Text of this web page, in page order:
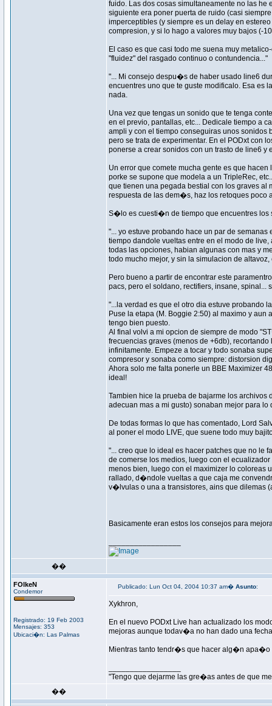
fuido. Las dos cosas simultaneamente no las
siguiente era poner puerta de ruido (casi
imperceptibles (y siempre es un delay en
compresion, y si lo hago a valores muy bajos (-
El caso es que casi todo me suena muy
"fluidez" del rasgado continuo o contundencia..."
"... Mi consejo despu�s de haber usado line6
encuentres uno que te guste modificalo. Esa
nada.
Una vez que tengas un sonido que te tenga
en el previo, pantallas, etc... Dedicale tiempo a
ampli y con el tiempo conseguiras unos sonidos
pero se trata de experimentar. En el PODxt con
ponerse a crear sonidos con un trasto de line6
Un error que comete mucha gente es que
porke se supone que modela a un TripleRec,
que tienen una pegada bestial con los graves
respuesta de las dem�s, haz los retoques poco
S�lo es cuesti�n de tiempo que encuentres los
"... yo estuve probando hace un par de
tiempo dandole vueltas entre en el modo de
todas las opciones, habian algunas con mas y
todo mucho mejor, y sin la simulacion de
Pero bueno a partir de encontrar este
pacs, pero el soldano, rectifiers, insane, spinal...
"...la verdad es que el otro dia estuve probando
Puse la etapa (M. Boggie 2:50) al maximo y
tengo bien puesto.
Al final volvi a mi opcion de siempre de modo
frecuencias graves (menos de +6db),
infinitamente. Empeze a tocar y todo sonaba
compresor y sonaba como siempre: distorsion
Ahora solo me falta ponerle un BBE Maximizer
ideal!
Tambien hice la prueba de bajarme los
adecuan mas a mi gusto) sonaban mejor para
De todas formas lo que has comentado, Lord
al poner el modo LIVE, que suene todo muy
"... creo que lo ideal es hacer patches que no le
de comerse los medios, luego con el
menos bien, luego con el maximizer lo coloreas
rallado, d�ndole vueltas a que caja me
v�lvulas o una a transistores, ains que dilemas
Basicamente eran estos los consejos para
��
FOlkeN
Condemor
Registrado: 19 Feb 2003
Mensajes: 353
Ubicaci�n: Las Palmas
Publicado: Lun Oct 04, 2004 10:37 am� Asunto:
Xykhron,
En el nuevo PODxt Live han actualizado los
mejoras aunque todav�a no han dado una
Mientras tanto tendr�s que hacer alg�n apa�o
"Tengo que dejarme las gre�as antes de que
��